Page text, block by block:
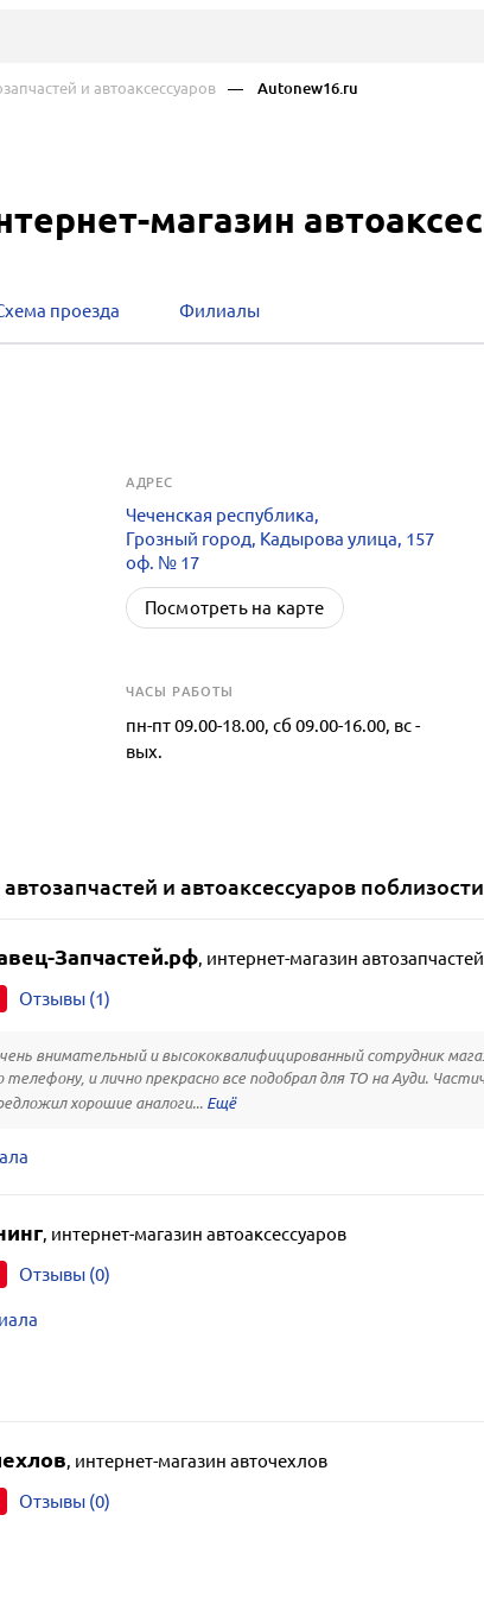
и автоаксессуаров — Autonew16.ru
магазин
проезда Филиалы
АДРЕС
Чеченская республика,
Грозный город, Кадырова улица, 157
оф. № 17
Посмотреть на карте
ЧАСЫ РАБОТЫ
пн-пт 09.00-18.00, сб 09.00-16.00, вс -
вых.
и автоаксессуаровпоблизости
Запчастей.рф, интернет-магазин автозапчастей
Отзывы (1)
внимательный и высококвалифицированный сотрудник
телефону, и лично прекрасно все подобрал для ТО на Ауди.
хорошие аналоги...
, интернет-магазин автоаксессуаров
Отзывы (0)
, интернет-магазин авточехлов
Отзывы (0)